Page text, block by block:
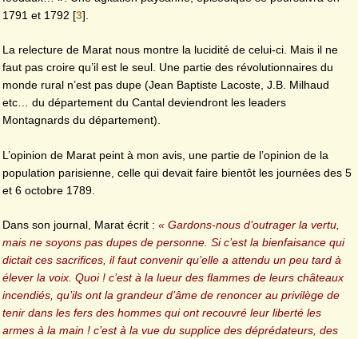
1791 et 1792 [3]
La relecture de Marat nous montre la lucidité de celui-ci. Mais il ne
faut pas croire qu’il est le seul. Une partie des révolutionnaires du
monde rural n’est pas dupe (Jean Baptiste Lacoste, J.B. Milhaud
etc… du département du Cantal deviendront les leaders
Montagnards du département).
L’opinion de Marat peint à mon avis, une partie de l’opinion de la
population parisienne, celle qui devait faire bientôt les journées des 5
et 6 octobre 1789.
Dans son journal, Marat écrit : « Gardons-nous d’outrager la vertu,
mais ne soyons pas dupes de personne. Si c’est la bienfaisance qui
dictait ces sacrifices, il faut convenir qu’elle a attendu un peu tard à
élever la voix. Quoi ! c’est à la lueur des flammes de leurs châteaux
incendiés, qu’ils ont la grandeur d’âme de renoncer au privilège de
tenir dans les fers des hommes qui ont recouvré leur liberté les
armes à la main ! c’est à la vue du supplice des déprédateurs, des